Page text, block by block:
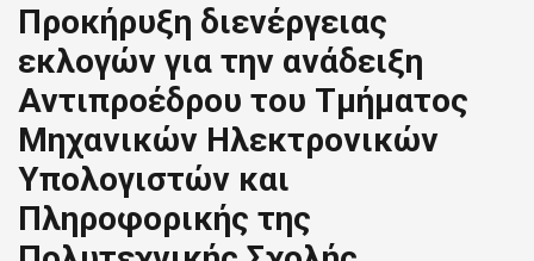
Προκήρυξη διενέργειας
εκλογών για την ανάδειξη
Αντιπροέδρου του Τμήματος
Μηχανικών Ηλεκτρονικών
Υπολογιστών και
Πληροφορικής της